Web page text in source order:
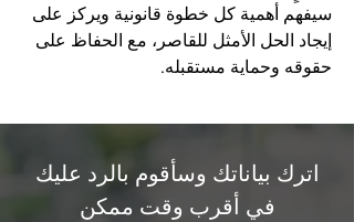
سيفهم أهمية كل خطوة قانونية ويركز على
إيجاد الحل الأمثل للقاصر، مع الحفاظ على
حقوقه وحماية مستقبله.
اترك بياناتك وسأقوم بالرد عليك
في أقرب وقت ممكن